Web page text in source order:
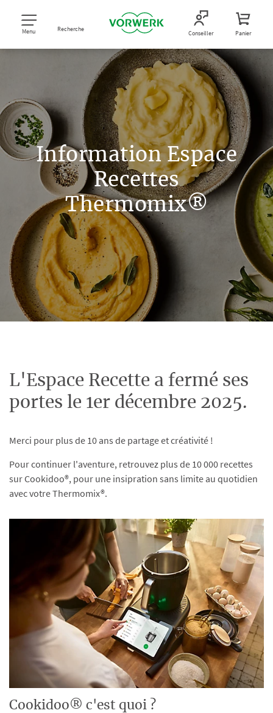
Menu Recherche Conseiller Panier
Information Espace
Recettes
Thermomix®
L'Espace Recette a fermé ses
portes le 1er décembre 2025.
Merci pour plus de 10 ans de partage et créativité !
Pour continuer l'aventure, retrouvez plus de 10 000 recettes
sur Cookidoo®, pour une insipration sans limite au quotidien
avec votre Thermomix®.
Cookidoo® c'est quoi ?